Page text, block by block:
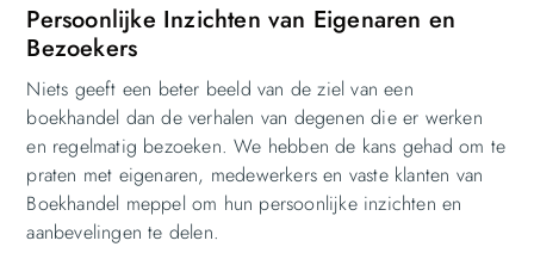
Persoonlijke Inzichten van Eigenaren en
Bezoekers
Niets geeft een beter beeld van de ziel van een
boekhandel dan de verhalen van degenen die er werken
en regelmatig bezoeken. We hebben de kans gehad om te
praten met eigenaren, medewerkers en vaste klanten van
Boekhandel meppel om hun persoonlijke inzichten en
aanbevelingen te delen.